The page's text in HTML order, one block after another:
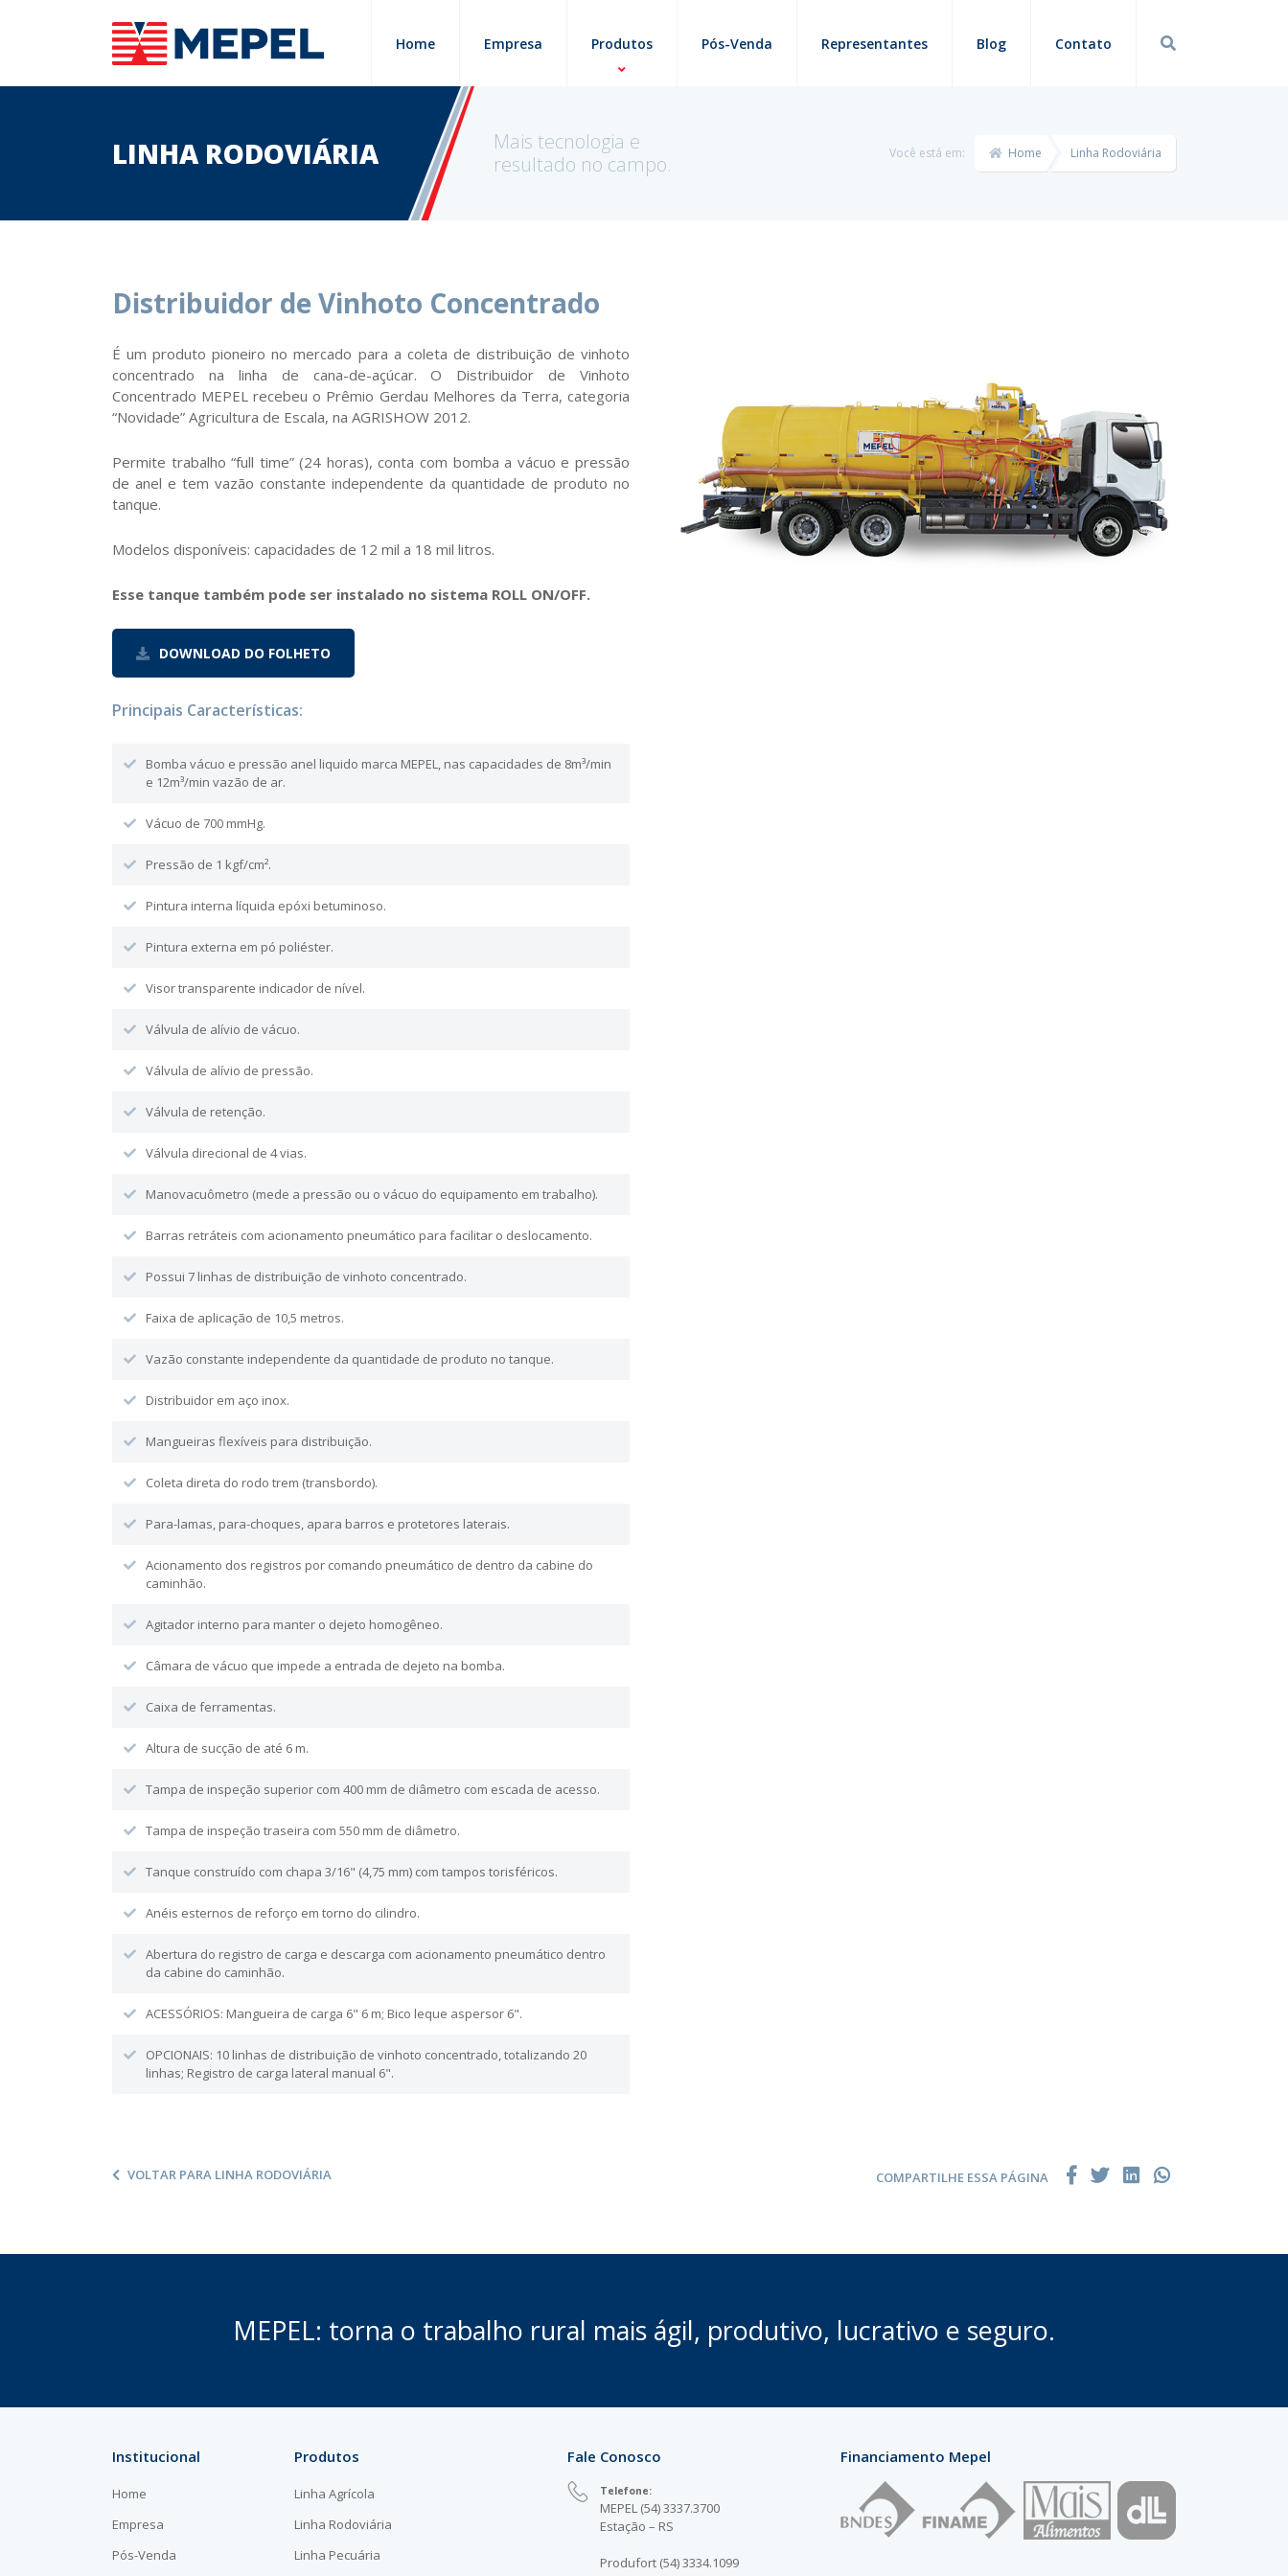
Home Empresa Produtos Pós-Venda Representantes Blog Contato
LINHA RODOVIÁRIA
Mais tecnologia e
resultado no campo.
Você está em: Home Linha Rodoviária
Distribuidor de Vinhoto Concentrado
É um produto pioneiro no mercado para a coleta de distribuição de vinhoto
concentrado na linha de cana-de-açúcar. O Distribuidor de Vinhoto
Concentrado MEPEL recebeu o Prêmio Gerdau Melhores da Terra, categoria
“Novidade” Agricultura de Escala, na AGRISHOW 2012.
Permite trabalho “full time” (24 horas), conta com bomba a vácuo e pressão
de anel e tem vazão constante independente da quantidade de produto no
tanque.
Modelos disponíveis: capacidades de 12 mil a 18 mil litros.
Esse tanque também pode ser instalado no sistema ROLL ON/OFF.
DOWNLOAD DO FOLHETO
Principais Características:
Bomba vácuo e pressão anel liquido marca MEPEL, nas capacidades de 8m³/min
e 12m³/min vazão de ar.
Vácuo de 700 mmHg.
Pressão de 1 kgf/cm².
Pintura interna líquida epóxi betuminoso.
Pintura externa em pó poliéster.
Visor transparente indicador de nível.
Válvula de alívio de vácuo.
Válvula de alívio de pressão.
Válvula de retenção.
Válvula direcional de 4 vias.
Manovacuômetro (mede a pressão ou o vácuo do equipamento em trabalho).
Barras retráteis com acionamento pneumático para facilitar o deslocamento.
Possui 7 linhas de distribuição de vinhoto concentrado.
Faixa de aplicação de 10,5 metros.
Vazão constante independente da quantidade de produto no tanque.
Distribuidor em aço inox.
Mangueiras flexíveis para distribuição.
Coleta direta do rodo trem (transbordo).
Para-lamas, para-choques, apara barros e protetores laterais.
Acionamento dos registros por comando pneumático de dentro da cabine do
caminhão.
Agitador interno para manter o dejeto homogêneo.
Câmara de vácuo que impede a entrada de dejeto na bomba.
Caixa de ferramentas.
Altura de sucção de até 6 m.
Tampa de inspeção superior com 400 mm de diâmetro com escada de acesso.
Tampa de inspeção traseira com 550 mm de diâmetro.
Tanque construído com chapa 3/16" (4,75 mm) com tampos torisféricos.
Anéis esternos de reforço em torno do cilindro.
Abertura do registro de carga e descarga com acionamento pneumático dentro
da cabine do caminhão.
ACESSÓRIOS: Mangueira de carga 6" 6 m; Bico leque aspersor 6".
OPCIONAIS: 10 linhas de distribuição de vinhoto concentrado, totalizando 20
linhas; Registro de carga lateral manual 6".
VOLTAR PARA LINHA RODOVIÁRIA COMPARTILHE ESSA PÁGINA
MEPEL: torna o trabalho rural mais ágil, produtivo, lucrativo e seguro.
Institucional
Home
Empresa
Pós-Venda
Produtos
Linha Agrícola
Linha Rodoviária
Linha Pecuária
Fale Conosco
Telefone:
MEPEL (54) 3337.3700
Estação – RS
Produfort (54) 3334.1099
Financiamento Mepel